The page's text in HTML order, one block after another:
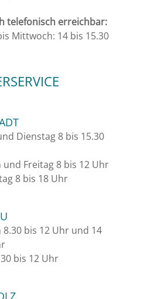
telefonisch erreichbar:
Mittwoch: 14 bis 15.30
Dienstag 8 bis 15.30
Freitag 8 bis 12 Uhr
8 bis 18 Uhr
bis 12 Uhr und 14
bis 12 Uhr